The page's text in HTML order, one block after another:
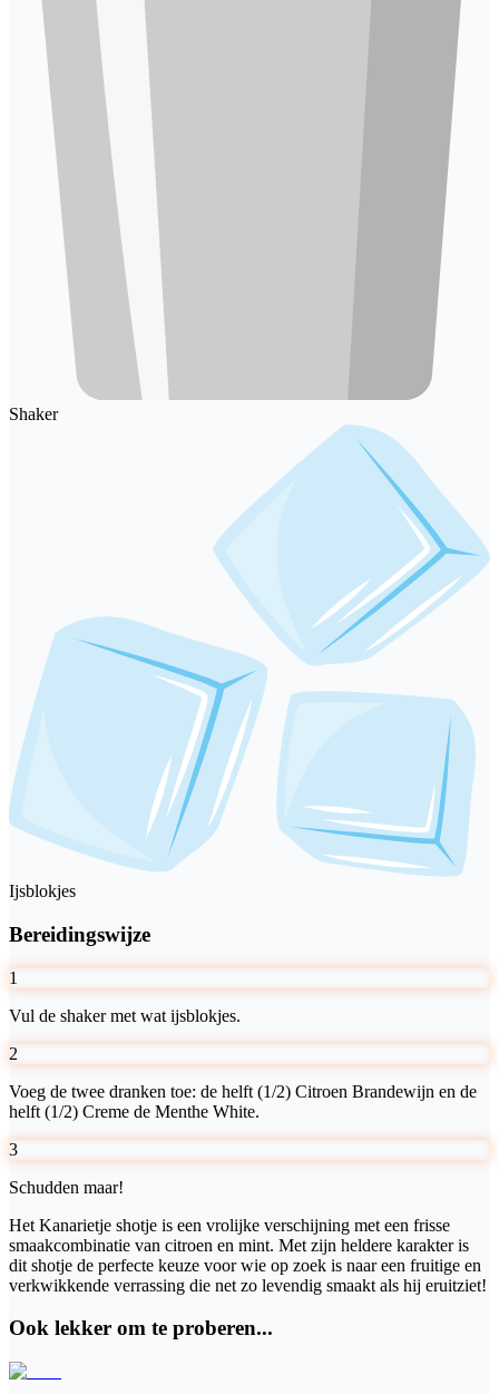
Shaker
Ijsblokjes
Bereidingswijze
1
Vul de shaker met wat ijsblokjes.
2
Voeg de twee dranken toe: de helft (1/2) Citroen Brandewijn en de
helft (1/2) Creme de Menthe White.
3
Schudden maar!
Het Kanarietje shotje is een vrolijke verschijning met een frisse
smaakcombinatie van citroen en mint. Met zijn heldere karakter is
dit shotje de perfecte keuze voor wie op zoek is naar een fruitige en
verkwikkende verrassing die net zo levendig smaakt als hij eruitziet!
Ook lekker om te proberen...